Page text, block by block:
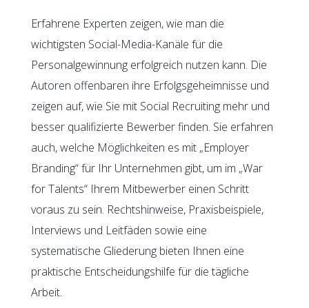
Erfahrene Experten zeigen, wie man die
wichtigsten Social-Media-Kanäle für die
Personalgewinnung erfolgreich nutzen kann. Die
Autoren offenbaren ihre Erfolgsgeheimnisse und
zeigen auf, wie Sie mit Social Recruiting mehr und
besser qualifizierte Bewerber finden. Sie erfahren
auch, welche Möglichkeiten es mit „Employer
Branding“ für Ihr Unternehmen gibt, um im „War
for Talents“ Ihrem Mitbewerber einen Schritt
voraus zu sein. Rechtshinweise, Praxisbeispiele,
Interviews und Leitfäden sowie eine
systematische Gliederung bieten Ihnen eine
praktische Entscheidungshilfe für die tägliche
Arbeit.